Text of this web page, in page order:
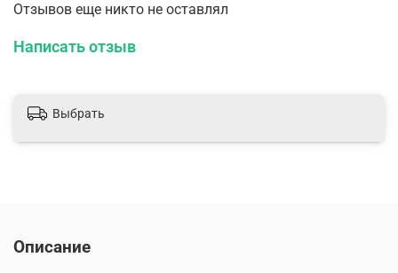
Отзывов еще никто не оставлял
Написать отзыв
Выбрать
Описание